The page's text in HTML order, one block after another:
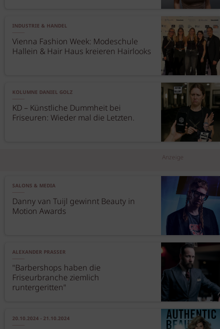
INDUSTRIE & HANDEL
Vienna Fashion Week: Modeschule
Hallein & Hair Haus kreieren Hairlooks
KOLUMNE DANIEL GOLZ
KD – Künstliche Dummheit bei
Friseuren: Wieder mal die Letzten.
Anzeige
SALONS & MEDIA
Danny van Tuijl gewinnt Beauty in
Motion Awards
ALEXANDER PRASSER
"Barbershops haben die
Friseurbranche ziemlich
runtergeritten"
20.10.2024 - 21.10.2024